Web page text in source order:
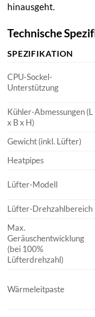
hinausgeht.
Technische
SPEZIFIKATION
CPU-Sockel-
Unterstützung
Kühler-Abmessungen (L
x B x H)
Gewicht (inkl. Lüfter)
Heatpipes
Lüfter-Modell
Lüfter-Drehzahlbereich
Max.
Geräuschentwicklung
(bei 100%
Lüfterdrehzahl)
Wärmeleitpaste